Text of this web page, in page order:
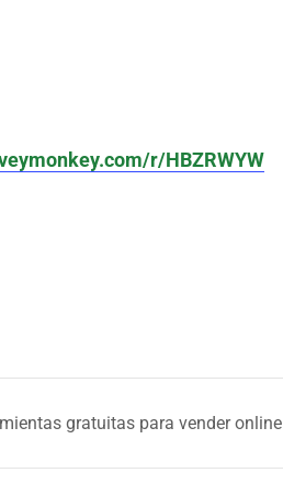
r/HBZRWYW
gratuitas para vender online